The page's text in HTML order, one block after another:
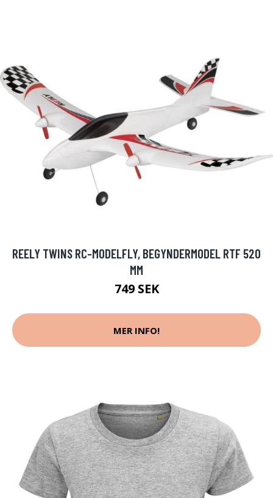
REELY TWINS RC-MODELFLY, BEGYNDERMODEL RTF 520
MM
749 SEK
MER INFO!